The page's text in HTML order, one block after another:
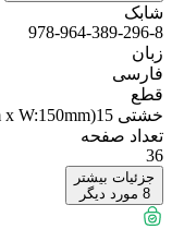
شابک
978-964-389-296-8
زبان
فارسی
قطع
خشتی 15(L:150mm x W:150mm)
تعداد صفحه
36
جزئیات بیشتر
8 مورد دیگر